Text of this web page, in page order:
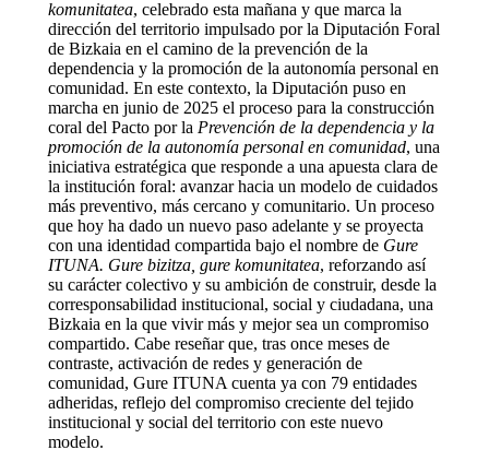
komunitatea, celebrado esta mañana y que marca la
dirección del territorio impulsado por la Diputación Foral
de Bizkaia en el camino de la prevención de la
dependencia y la promoción de la autonomía personal en
comunidad. En este contexto, la Diputación puso en
marcha en junio de 2025 el proceso para la construcción
coral del Pacto por la Prevención de la dependencia y la
promoción de la autonomía personal en comunidad, una
iniciativa estratégica que responde a una apuesta clara de
la institución foral: avanzar hacia un modelo de cuidados
más preventivo, más cercano y comunitario. Un proceso
que hoy ha dado un nuevo paso adelante y se proyecta
con una identidad compartida bajo el nombre de Gure
ITUNA. Gure bizitza, gure komunitatea, reforzando así
su carácter colectivo y su ambición de construir, desde la
corresponsabilidad institucional, social y ciudadana, una
Bizkaia en la que vivir más y mejor sea un compromiso
compartido. Cabe reseñar que, tras once meses de
contraste, activación de redes y generación de
comunidad, Gure ITUNA cuenta ya con 79 entidades
adheridas, reflejo del compromiso creciente del tejido
institucional y social del territorio con este nuevo
modelo.